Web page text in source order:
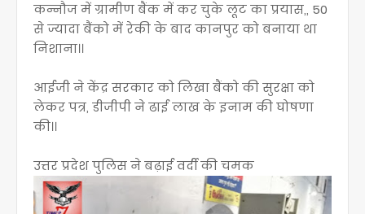
कन्नौज में ग्रामीण बैंक में कर चुके लूट का प्रयास,, 50
से ज्यादा बैंको में रेकी के बाद कानपुर को बनाया था
निशाना।।
आईजी ने केंद्र सरकार को लिखा बैंको की सुरक्षा को
लेकर पत्र, डीजीपी ने ढाई लाख के इनाम की घोषणा
की।।
उत्तर प्रदेश पुलिस ने बढ़ाई वर्दी की चमक